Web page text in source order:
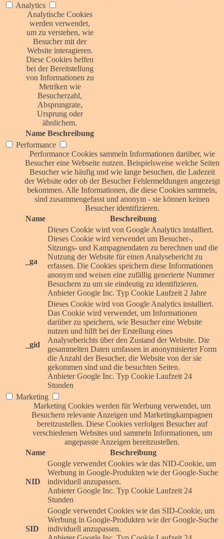
Analytics
Analytische Cookies
werden verwendet,
um zu verstehen, wie
Besucher mit der
Website interagieren.
Diese Cookies helfen
bei der Bereitstellung
von Informationen zu
Metriken wie
Besucherzahl,
Absprungrate,
Ursprung oder
ähnlichem.
Name Beschreibung
Performance
Performance Cookies sammeln Informationen darüber, wie
Besucher eine Webseite nutzen. Beispielsweise welche Seiten
Besucher wie häufig und wie lange besuchen, die Ladezeit
der Website oder ob der Besucher Fehlermeldungen angezeigt
bekommen. Alle Informationen, die diese Cookies sammeln,
sind zusammengefasst und anonym - sie können keinen
Besucher identifizieren.
Name
Beschreibung
_ga
Dieses Cookie wird von Google Analytics installiert.
Dieses Cookie wird verwendet um Besucher-,
Sitzungs- und Kampagnendaten zu berechnen und die
Nutzung der Website für einen Analysebericht zu
erfassen. Die Cookies speichern diese Informationen
anonym und weisen eine zufällig generierte Nummer
Besuchern zu um sie eindeutig zu identifizieren.
Anbieter Google Inc. Typ Cookie Laufzeit 2 Jahre
_gid
Dieses Cookie wird von Google Analytics installiert.
Das Cookie wird verwendet, um Informationen
darüber zu speichern, wie Besucher eine Website
nutzen und hilft bei der Erstellung eines
Analyseberichts über den Zustand der Website. Die
gesammelten Daten umfassen in anonymisierter Form
die Anzahl der Besucher, die Website von der sie
gekommen sind und die besuchten Seiten.
Anbieter Google Inc. Typ Cookie Laufzeit 24
Stunden
Marketing
Marketing Cookies werden für Werbung verwendet, um
Besuchern relevante Anzeigen und Marketingkampagnen
bereitzustellen. Diese Cookies verfolgen Besucher auf
verschiedenen Websites und sammeln Informationen, um
angepasste Anzeigen bereitzustellen.
Name
Beschreibung
NID
Google verwendet Cookies wie das NID-Cookie, um
Werbung in Google-Produkten wie der Google-Suche
individuell anzupassen.
Anbieter Google Inc. Typ Cookie Laufzeit 24
Stunden
SID
Google verwendet Cookies wie das SID-Cookie, um
Werbung in Google-Produkten wie der Google-Suche
individuell anzupassen.